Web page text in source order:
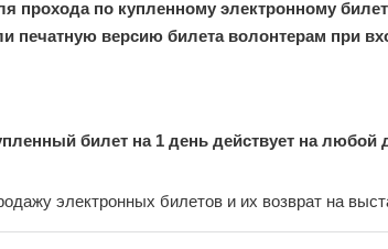
прохода по купленному электронному
печатную версию билета волонтерам при
билет на 1 день действует на любой
электронных билетов и их возврат на